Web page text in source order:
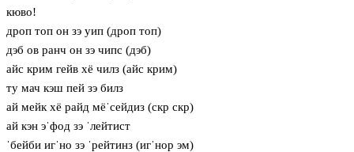
кюво!
дроп топ он зэ уип (дроп топ)
дэб ов ранч он зэ чипс (дэб)
айс крим гейв хё чилз (айс крим)
ту мач кэш пей зэ билз
ай мейк хё райд мёˈсейдиз (скр скр)
ай кэн эˈфод зэ ˈлейтист
ˈбейби игˈно зэ ˈрейтинз (игˈнор эм)